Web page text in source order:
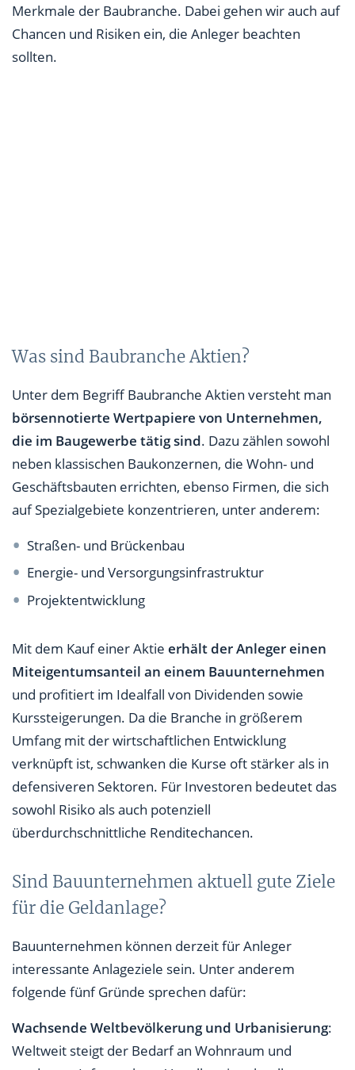
Merkmale der Baubranche. Dabei gehen wir auch auf
Chancen und Risiken ein, die Anleger beachten
sollten.
Was sind Baubranche Aktien?
Unter dem Begriff Baubranche Aktien versteht man
börsennotierte Wertpapiere von Unternehmen,
die im Baugewerbe tätig sind. Dazu zählen sowohl
neben klassischen Baukonzernen, die Wohn- und
Geschäftsbauten errichten, ebenso Firmen, die sich
auf Spezialgebiete konzentrieren, unter anderem:
Straßen- und Brückenbau
Energie- und Versorgungsinfrastruktur
Projektentwicklung
Mit dem Kauf einer Aktie erhält der Anleger einen
Miteigentumsanteil an einem Bauunternehmen
und profitiert im Idealfall von Dividenden sowie
Kurssteigerungen. Da die Branche in größerem
Umfang mit der wirtschaftlichen Entwicklung
verknüpft ist, schwanken die Kurse oft stärker als in
defensiveren Sektoren. Für Investoren bedeutet das
sowohl Risiko als auch potenziell
überdurchschnittliche Renditechancen.
Sind Bauunternehmen aktuell gute Ziele
für die Geldanlage?
Bauunternehmen können derzeit für Anleger
interessante Anlageziele sein. Unter anderem
folgende fünf Gründe sprechen dafür:
Wachsende Weltbevölkerung und Urbanisierung:
Weltweit steigt der Bedarf an Wohnraum und